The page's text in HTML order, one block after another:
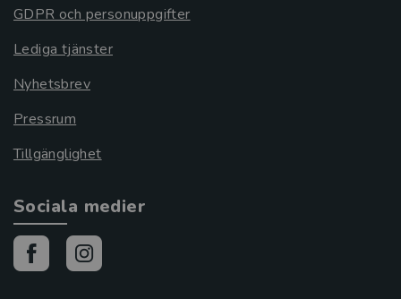
GDPR och personuppgifter
Lediga tjänster
Nyhetsbrev
Pressrum
Tillgänglighet
Sociala medier